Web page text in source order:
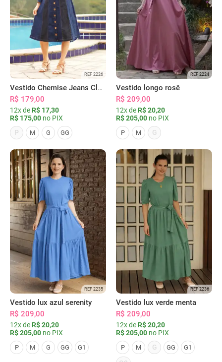
REF 2226
Vestido Chemise Jeans Clássica Serena
R$ 179,00
12x de R$ 17,30
R$ 175,00 no PIX
P
M G GG
REF 2224
Vestido longo rosê
R$ 209,00
12x de R$ 20,20
R$ 205,00 no PIX
P M G
REF 2235
Vestido lux azul serenity
R$ 209,00
12x de R$ 20,20
R$ 205,00 no PIX
P M G GG G1
REF 2236
Vestido lux verde menta
R$ 209,00
12x de R$ 20,20
R$ 205,00 no PIX
P M G GG G1